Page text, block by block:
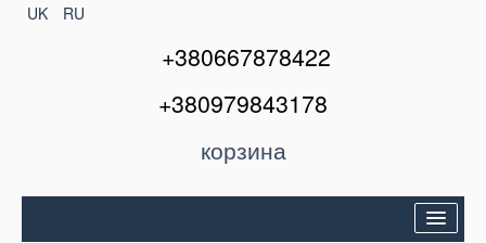
UK RU
+380667878422
+380979843178
корзина